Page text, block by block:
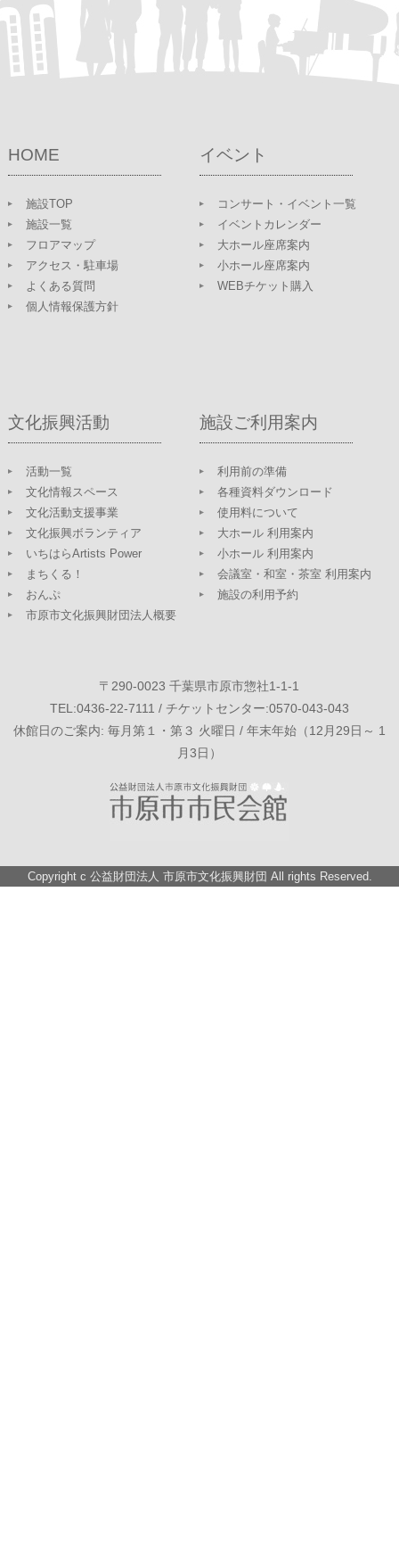
HOME
施設TOP
施設一覧
フロアマップ
アクセス・駐車場
よくある質問
個人情報保護方針
イベント
コンサート・イベント一覧
イベントカレンダー
大ホール座席案内
小ホール座席案内
WEBチケット購入
文化振興活動
活動一覧
文化情報スペース
文化活動支援事業
文化振興ボランティア
いちはらArtists Power
まちくる！
おんぷ
市原市文化振興財団法人概要
施設ご利用案内
利用前の準備
各種資料ダウンロード
使用料について
大ホール 利用案内
小ホール 利用案内
会議室・和室・茶室 利用案内
施設の利用予約
〒290-0023 千葉県市原市惣社1-1-1
TEL:0436-22-7111 / チケットセンター:0570-043-043
休館日のご案内: 毎月第１・第３ 火曜日 / 年末年始（12月29日～ 1
月3日）
Copyright c 公益財団法人 市原市文化振興財団 All rights Reserved.